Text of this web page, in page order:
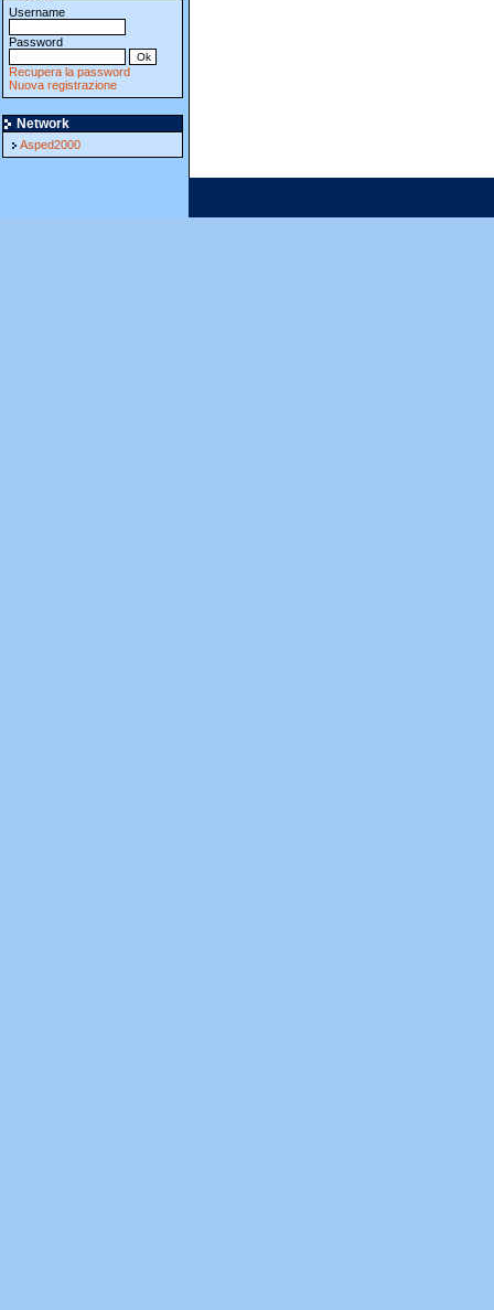
Username
Password
Recupera la password
Nuova registrazione
Network
Asped2000